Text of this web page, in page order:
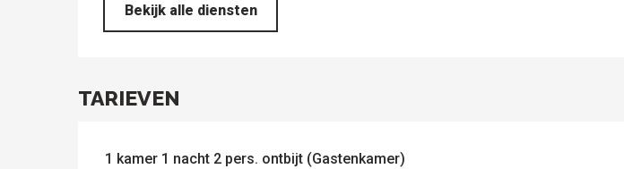
Bekijk alle diensten
TARIEVEN
1 kamer 1 nacht 2 pers. ontbijt (Gastenkamer)